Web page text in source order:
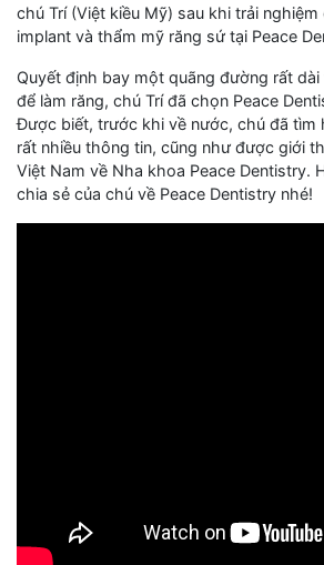
chú Trí (Việt kiều Mỹ) sau khi trải
implant và thẩm mỹ răng sứ tại Peace
Quyết định bay một quãng đường rất
để làm răng, chú Trí đã chọn Peace
Được biết, trước khi về nước, chú đã tìm
rất nhiều thông tin, cũng như được giới
Việt Nam về Nha khoa Peace Dentistry.
chia sẻ của chú về Peace Dentistry nhé!